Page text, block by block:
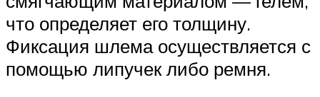
что определяет его толщину.
Фиксация шлема осуществляется с
помощью липучек либо ремня.